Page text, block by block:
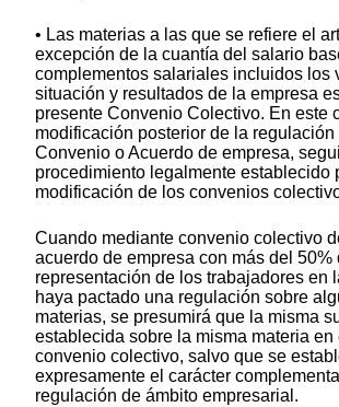
• Las materias a las que se refiere el
excepción de la cuantía del salario
complementos salariales incluidos los
situación y resultados de la empresa
presente Convenio Colectivo. En este
modificación posterior de la regulación
Convenio o Acuerdo de empresa,
procedimiento legalmente establecido
modificación de los convenios
Cuando mediante convenio colectivo
acuerdo de empresa con más del 50%
representación de los trabajadores en
haya pactado una regulación sobre
materias, se presumirá que la misma
establecida sobre la misma materia en
convenio colectivo, salvo que se
expresamente el carácter
regulación de ámbito empresarial.